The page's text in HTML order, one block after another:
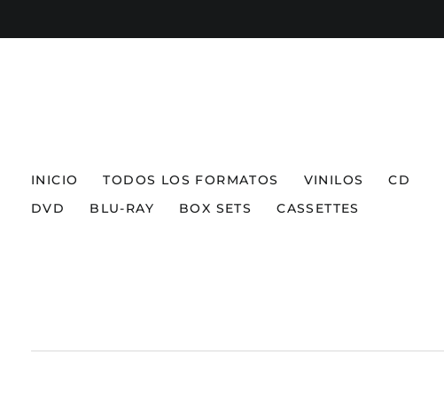
INICIO TODOS LOS FORMATOS VINILOS
CD
DVD
BLU-RAY BOX SETS CASSETTES